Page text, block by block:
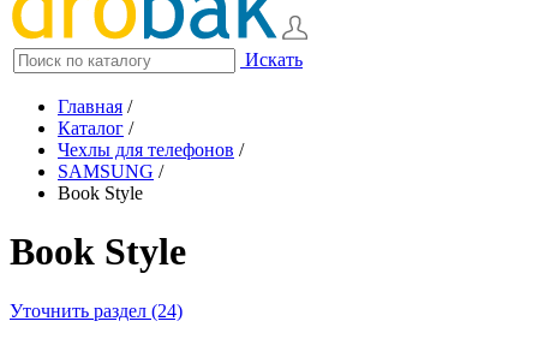
Искать
Главная /
Каталог /
Чехлы для телефонов /
SAMSUNG /
Book Style
Book Style
Уточнить раздел (24)